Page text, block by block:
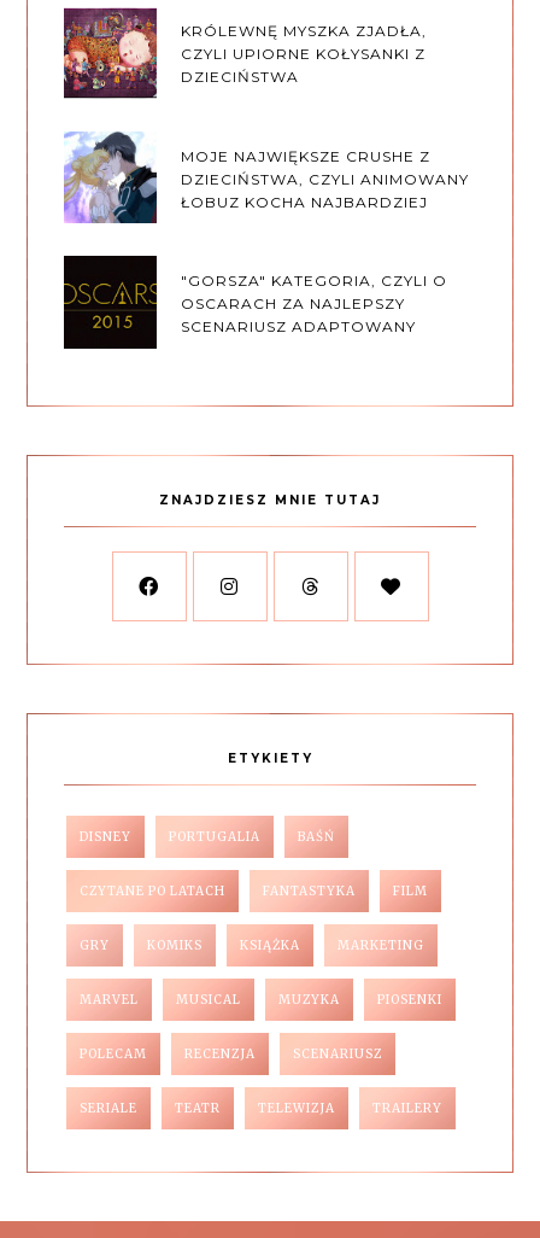
KRÓLEWNĘ MYSZKA ZJADŁA,
CZYLI UPIORNE KOŁYSANKI Z
DZIECIŃSTWA
MOJE NAJWIĘKSZE CRUSHE Z
DZIECIŃSTWA, CZYLI ANIMOWANY
ŁOBUZ KOCHA NAJBARDZIEJ
"GORSZA" KATEGORIA, CZYLI O
OSCARACH ZA NAJLEPSZY
SCENARIUSZ ADAPTOWANY
ZNAJDZIESZ MNIE TUTAJ
ETYKIETY
DISNEY PORTUGALIA BAŚŃ
CZYTANE PO LATACH FANTASTYKA FILM
GRY KOMIKS KSIĄŻKA MARKETING
MARVEL MUSICAL MUZYKA PIOSENKI
POLECAM RECENZJA SCENARIUSZ
SERIALE TEATR TELEWIZJA TRAILERY